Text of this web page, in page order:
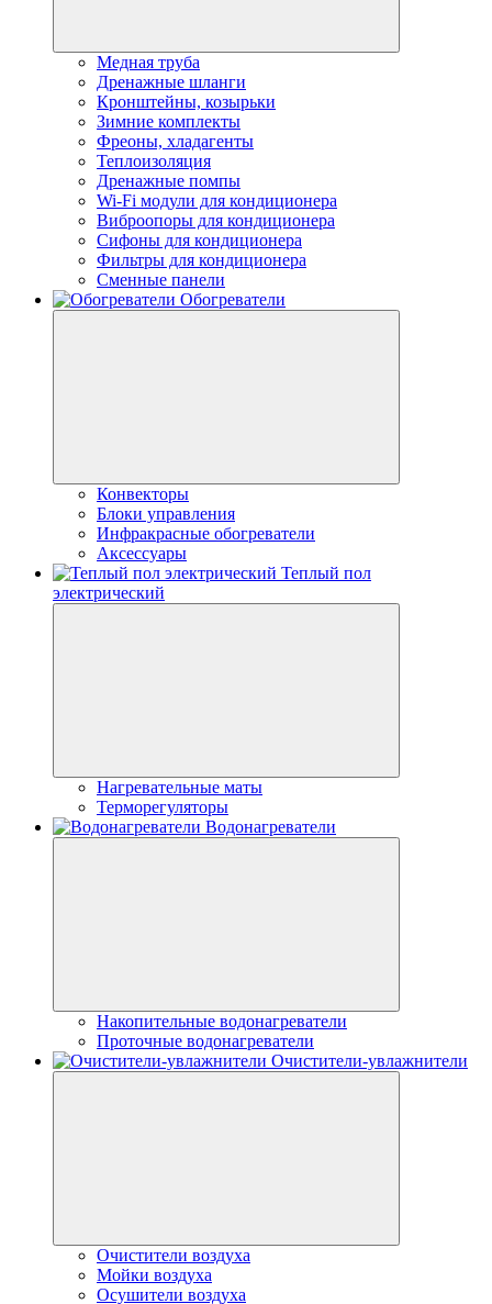
Медная труба
Дренажные шланги
Кронштейны, козырьки
Зимние комплекты
Фреоны, хладагенты
Теплоизоляция
Дренажные помпы
Wi-Fi модули для кондиционера
Виброопоры для кондиционера
Сифоны для кондиционера
Фильтры для кондиционера
Сменные панели
Обогреватели
Конвекторы
Блоки управления
Инфракрасные обогреватели
Аксессуары
Теплый пол
электрический
Нагревательные маты
Терморегуляторы
Водонагреватели
Накопительные водонагреватели
Проточные водонагреватели
Очистители-увлажнители
Очистители воздуха
Мойки воздуха
Осушители воздуха